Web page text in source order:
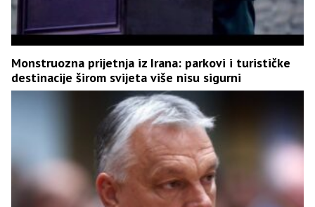
Monstruozna prijetnja iz Irana: parkovi i turističke
destinacije širom svijeta više nisu sigurni